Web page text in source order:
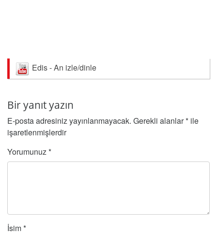
Edis - An izle/dinle
Bir yanıt yazın
E-posta adresiniz yayınlanmayacak. Gerekli alanlar* ile
işaretlenmişlerdir
Yorumunuz *
İsim*